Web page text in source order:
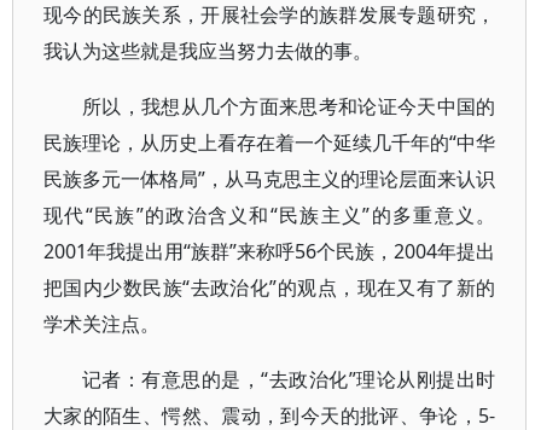
现今的民族关系，开展社会学的族群发展专题研究，
我认为这些就是我应当努力去做的事。
所以，我想从几个方面来思考和论证今天中国的
民族理论，从历史上看存在着一个延续几千年的“中华
民族多元一体格局”，从马克思主义的理论层面来认识
现代“民族”的政治含义和“民族主义”的多重意义。
2001年我提出用“族群”来称呼56个民族，2004年提出
把国内少数民族“去政治化”的观点，现在又有了新的
学术关注点。
记者：有意思的是，“去政治化”理论从刚提出时
大家的陌生、愕然、震动，到今天的批评、争论，5-